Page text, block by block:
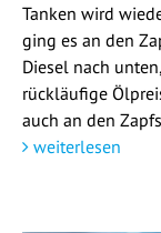
Tanken wird
ging es an den
Diesel nach
rückläufige
auch an den
weiterlesen